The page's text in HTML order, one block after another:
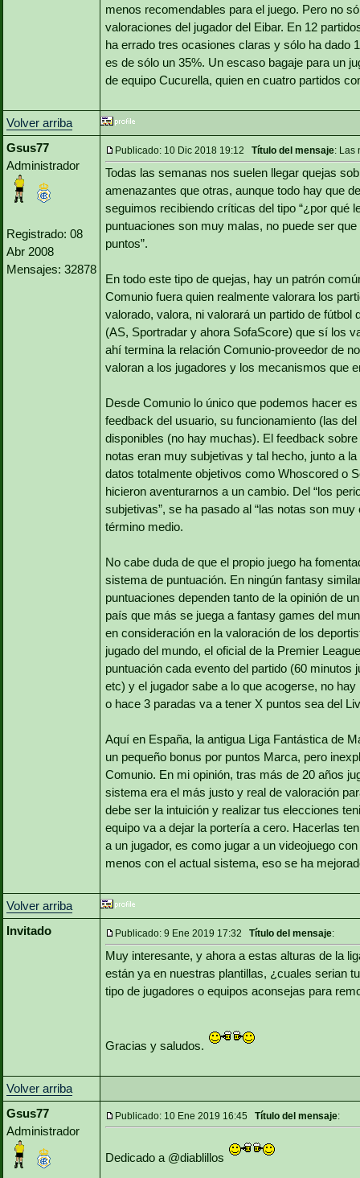
menos recomendables para el juego. Pero no
valoraciones del jugador del Eibar. En 12
ha errado tres ocasiones claras y sólo ha dado
es de sólo un 35%. Un escaso bagaje para un
de equipo Cucurella, quien en cuatro partidos
Volver arriba
Gsus77
Administrador
Registrado: 08
Abr 2008
Mensajes: 32878
Publicado: 10 Dic 2018 19:12 Título del mensaje: Las
Todas las semanas nos suelen llegar quejas
amenazantes que otras, aunque todo hay que
seguimos recibiendo críticas del tipo “¿por qué
puntuaciones son muy malas, no puede ser
puntos”.
En todo este tipo de quejas, hay un patrón
Comunio fuera quien realmente valorara los
valorado, valora, ni valorará un partido de
(AS, Sportradar y ahora SofaScore) que sí los
ahí termina la relación Comunio-proveedor de
valoran a los jugadores y los mecanismos que
Desde Comunio lo único que podemos hacer
feedback del usuario, su funcionamiento (las
disponibles (no hay muchas). El feedback
notas eran muy subjetivas y tal hecho, junto a
datos totalmente objetivos como Whoscored o
hicieron aventurarnos a un cambio. Del “los
subjetivas”, se ha pasado al “las notas son
término medio.
No cabe duda de que el propio juego ha
sistema de puntuación. En ningún fantasy
puntuaciones dependen tanto de la opinión de
país que más se juega a fantasy games del
en consideración en la valoración de los
jugado del mundo, el oficial de la Premier
puntuación cada evento del partido (60
etc) y el jugador sabe a lo que acogerse, no
o hace 3 paradas va a tener X puntos sea del
Aquí en España, la antigua Liga Fantástica de
un pequeño bonus por puntos Marca, pero
Comunio. En mi opinión, tras más de 20 años
sistema era el más justo y real de valoración
debe ser la intuición y realizar tus elecciones
equipo va a dejar la portería a cero. Hacerlas
a un jugador, es como jugar a un videojuego
menos con el actual sistema, eso se ha
Volver arriba
Invitado
Publicado: 9 Ene 2019 17:32 Título del mensaje:
Muy interesante, y ahora a estas alturas de la
están ya en nuestras plantillas, ¿cuales serian
tipo de jugadores o equipos aconsejas para
Gracias y saludos.
Volver arriba
Gsus77
Administrador
Publicado: 10 Ene 2019 16:45 Título del mensaje:
Dedicado a @diablillos